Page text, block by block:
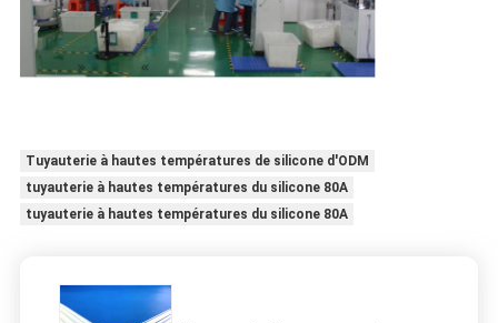
Tuyauterie à hautes températures de silicone d'ODM
tuyauterie à hautes températures du silicone 80A
tuyauterie à hautes températures du silicone 80A